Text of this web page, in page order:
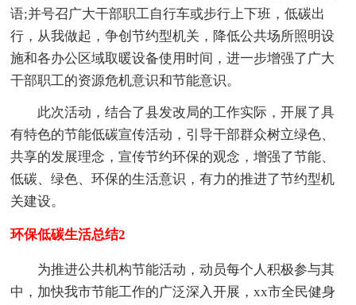
语;并号召广大干部职工自行车或步行上下班，低碳出
行，从我做起，争创节约型机关，降低公共场所照明设
施和各办公区域取暖设备使用时间，进一步增强了广大
干部职工的资源危机意识和节能意识。
此次活动，结合了县发改局的工作实际，开展了具
有特色的节能低碳宣传活动，引导干部群众树立绿色、
共享的发展理念，宣传节约环保的观念，增强了节能、
低碳、绿色、环保的生活意识，有力的推进了节约型机
关建设。
环保低碳生活总结2
为推进公共机构节能活动，动员每个人积极参与其
中，加快我市节能工作的广泛深入开展，xx市全民健身